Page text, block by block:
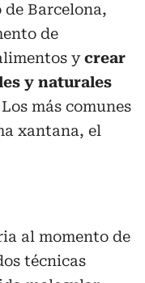
Barcelona,
de
ycrear
y naturales
Los más comunes
xantana, el
al momento de
técnicas